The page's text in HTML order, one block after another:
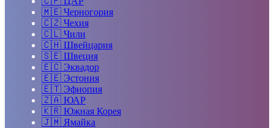
🇲🇪 Черногория
🇨🇿 Чехия
🇨🇱 Чили
🇨🇭 Швейцария
🇸🇪 Швеция
🇪🇨 Эквадор
🇪🇪 Эстония
🇪🇹 Эфиопия
🇿🇦 ЮАР
🇰🇷 Южная Корея
🇯🇲 Ямайка